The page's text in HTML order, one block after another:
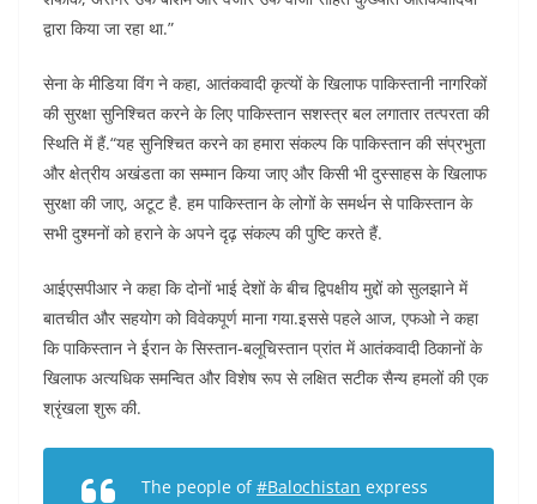
द्वारा किया जा रहा था.”
सेना के मीडिया विंग ने कहा, आतंकवादी कृत्यों के खिलाफ पाकिस्तानी नागरिकों
की सुरक्षा सुनिश्चित करने के लिए पाकिस्तान सशस्त्र बल लगातार तत्परता की
स्थिति में हैं.“यह सुनिश्चित करने का हमारा संकल्प कि पाकिस्तान की संप्रभुता
और क्षेत्रीय अखंडता का सम्मान किया जाए और किसी भी दुस्साहस के खिलाफ
सुरक्षा की जाए, अटूट है. हम पाकिस्तान के लोगों के समर्थन से पाकिस्तान के
सभी दुश्मनों को हराने के अपने दृढ़ संकल्प की पुष्टि करते हैं.
आईएसपीआर ने कहा कि दोनों भाई देशों के बीच द्विपक्षीय मुद्दों को सुलझाने में
बातचीत और सहयोग को विवेकपूर्ण माना गया.इससे पहले आज, एफओ ने कहा
कि पाकिस्तान ने ईरान के सिस्तान-बलूचिस्तान प्रांत में आतंकवादी ठिकानों के
खिलाफ अत्यधिक समन्वित और विशेष रूप से लक्षित सटीक सैन्य हमलों की एक
श्रृंखला शुरू की.
The people of#Balochistan express